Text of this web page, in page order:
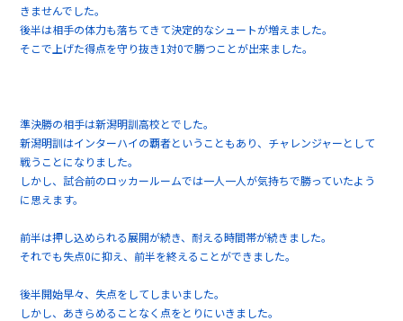
きませんでした。
後半は相手の体力も落ちてきて決定的なシュートが増えました。
そこで上げた得点を守り抜き1対0で勝つことが出来ました。
準決勝の相手は新潟明訓高校とでした。
新潟明訓はインターハイの覇者ということもあり、チャレンジャーとして
戦うことになりました。
しかし、試合前のロッカールームでは一人一人が気持ちで勝っていたよう
に思えます。
前半は押し込められる展開が続き、耐える時間帯が続きました。
それでも失点0に抑え、前半を終えることができました。
後半開始早々、失点をしてしまいました。
しかし、あきらめることなく点をとりにいきました。